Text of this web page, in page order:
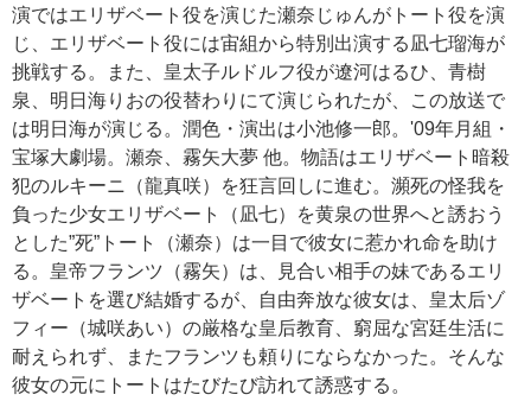
演ではエリザベート役を演じた瀬奈じゅんがトート役を演
じ、エリザベート役には宙組から特別出演する凪七瑠海が
挑戦する。また、皇太子ルドルフ役が遼河はるひ、青樹
泉、明日海りおの役替わりにて演じられたが、この放送で
は明日海が演じる。潤色・演出は小池修一郎。'09年月組・
宝塚大劇場。瀬奈、霧矢大夢 他。物語はエリザベート暗殺
犯のルキーニ（龍真咲）を狂言回しに進む。瀕死の怪我を
負った少女エリザベート（凪七）を黄泉の世界へと誘おう
とした”死”トート（瀬奈）は一目で彼女に惹かれ命を助け
る。皇帝フランツ（霧矢）は、見合い相手の妹であるエリ
ザベートを選び結婚するが、自由奔放な彼女は、皇太后ゾ
フィー（城咲あい）の厳格な皇后教育、窮屈な宮廷生活に
耐えられず、またフランツも頼りにならなかった。そんな
彼女の元にトートはたびたび訪れて誘惑する。